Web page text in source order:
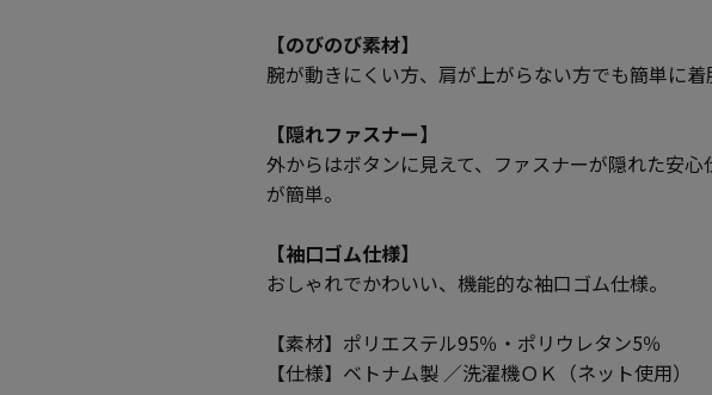
【のびのび素材】
腕が動きにくい方、肩が上がらない方でも簡単に着
【隠れファスナー】
外からはボタンに見えて、ファスナーが隠れた安
が簡単。
【袖口ゴム仕様】
おしゃれでかわいい、機能的な袖口ゴム仕様。
【素材】ポリエステル95％・ポリウレタン5％
【仕様】ベトナム製 ／洗濯機ＯＫ（ネット使用）